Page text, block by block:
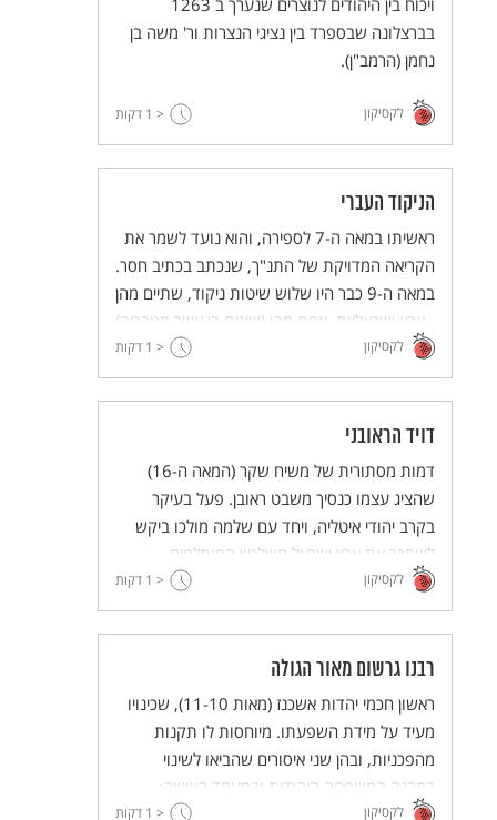
ויכוח בין היהודים לנוצרים שנערך ב 1263
בברצלונה שבספרד בין נציגי הנצרות ור' משה בן
נחמן (הרמב"ן).
לקסיקון < 1 דקות
הניקוד העברי
ראשיתו במאה ה-7 לספירה, והוא נועד לשמר את
הקריאה המדויקת של התנ"ך, שנכתב בכתיב חסר.
במאה ה-9 כבר היו שלוש שיטות ניקוד, שתיים מהן
- ארץ-ישראליות. אחת מהן (שיטת בן אשר מטבריה)
משמשת אותנו עד היום.
לקסיקון < 1 דקות
דויד הראובני
דמות מסתורית של משיח שקר (המאה ה-16)
שהציג עצמו כנסיך משבט ראובן. פעל בעיקר
בקרב יהודי איטליה, ויחד עם שלמה מולכו ביקש
לשחרר את ארץ ישראל משלטון המוסלמים.
משערים שנרצח בידי האינקוויזציה בספרד.
לקסיקון < 1 דקות
רבנו גרשום מאור הגולה
ראשון חכמי יהדות אשכנז (מאות 11-10), שכינויו
מעיד על מידת השפעתו. מיוחסות לו תקנות
מהפכניות, ובהן שני איסורים שהביאו לשינוי
במבנה המשפחה היהודית ובמעמד האישה:
האיסור לשאת יותר מאישה אחת והאיסור לגרש
לקסיקון < 1 דקות